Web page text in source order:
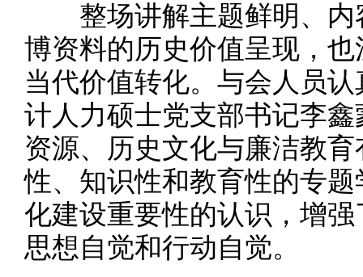
整场讲解主题鲜明、内
博资料的历史价值呈现，
当代价值转化。与会人员
计人力硕士党支部书记李
资源、历史文化与廉洁教
性、知识性和教育性的专
化建设重要性的认识，增
思想自觉和行动自觉。